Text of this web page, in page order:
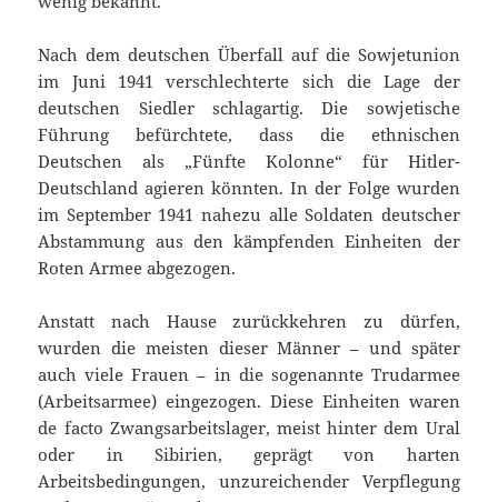
Nach dem deutschen Überfall auf die Sowjetunion
im Juni 1941 verschlechterte sich die Lage der
deutschen Siedler schlagartig. Die sowjetische
Führung befürchtete, dass die ethnischen
Deutschen als „Fünfte Kolonne“ für Hitler-
Deutschland agieren könnten. In der Folge wurden
im September 1941 nahezu alle Soldaten deutscher
Abstammung aus den kämpfenden Einheiten der
Roten Armee abgezogen.
Anstatt nach Hause zurückkehren zu dürfen,
wurden die meisten dieser Männer – und später
auch viele Frauen – in die sogenannte Trudarmee
(Arbeitsarmee) eingezogen. Diese Einheiten waren
de facto Zwangsarbeitslager, meist hinter dem Ural
oder in Sibirien, geprägt von harten
Arbeitsbedingungen, unzureichender Verpflegung